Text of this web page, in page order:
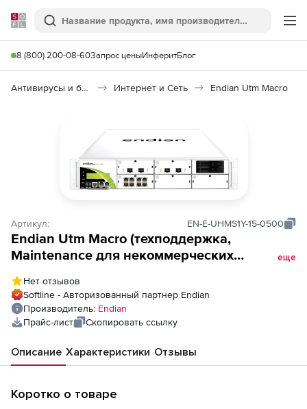
Softline
Поиск
8 (800) 200-08-60Запрос ценыИнферитБлог
Антивирусы и безопасность Интернет и Сеть Endian Utm Macro
Артикул: EN-E-UHMS1Y-15-0500
Endian Utm Macro (техподдержка,
Maintenance для некоммерческих
еще
Нет отзывов
Softline - Авторизованный партнер Endian
Производитель: Endian
Прайс-лист
Скопировать ссылку
Описание Характеристики Отзывы
Коротко о товаре